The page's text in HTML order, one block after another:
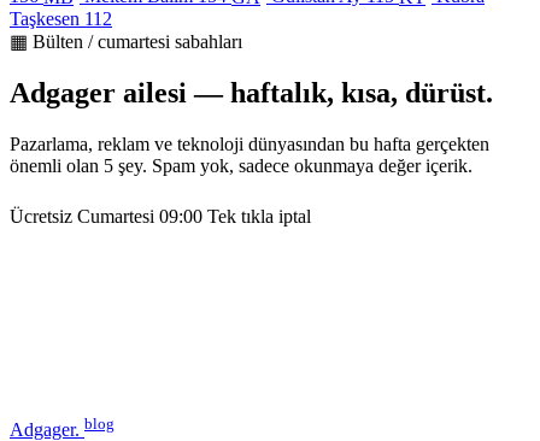
Taşkesen 112
▦ Bülten / cumartesi sabahları
Adgager ailesi — haftalık, kısa, dürüst.
Pazarlama, reklam ve teknoloji dünyasından bu hafta gerçekten
önemli olan 5 şey. Spam yok, sadece okunmaya değer içerik.
Ücretsiz Cumartesi 09:00 Tek tıkla iptal
Adgager. blog